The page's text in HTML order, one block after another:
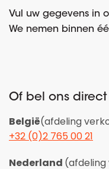
Vul uw gegevens in
We nemen binnen
Of bel ons direct
België(afdeling
+32 (0)2 765 00 21
Nederland